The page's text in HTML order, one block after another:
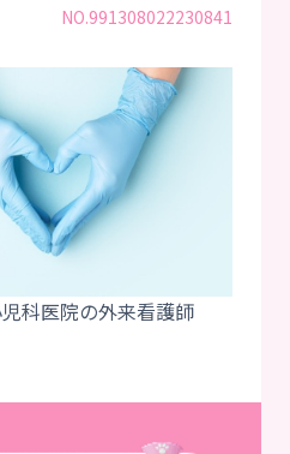
NO.991308022230841
科医院の外来看護師